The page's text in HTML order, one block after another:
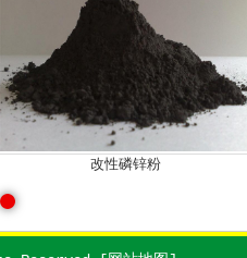
改性磷锌粉